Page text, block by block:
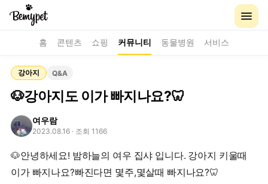
홈 콘텐츠 쇼핑 커뮤니티 동물병원 서비스
강아지 Q&A
🐶강아지도 이가 빠지나요?🦷
여우람
2023.08.16 · 조회 1166
🐶안녕하세요! 밤하늘의 여우 집샤 입니다. 강아지 키울때
이가 빠지나요?빠진다면 몇주,몇살때 빠지나요?🦷